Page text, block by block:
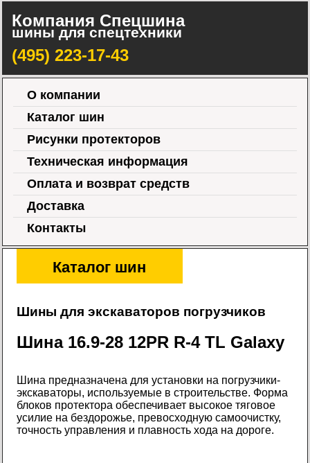
Компания Спецшина
шины для спецтехники
(495) 223-17-43
О компании
Каталог шин
Рисунки протекторов
Техническая информация
Оплата и возврат средств
Доставка
Контакты
Каталог шин
Шины для экскаваторов погрузчиков
Шина 16.9-28 12PR R-4 TL Galaxy
Шина предназначена для установки на погрузчики-
экскаваторы, используемые в строительстве. Форма
блоков протектора обеспечивает высокое тяговое
усилие на бездорожье, превосходную самоочистку,
точность управления и плавность хода на дороге.